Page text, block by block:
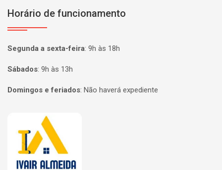
Horário de funcionamento
Segunda a sexta-feira: 9h às 18h
Sábados: 9h às 13h
Domingos e feriados: Não haverá expediente
Página inicial